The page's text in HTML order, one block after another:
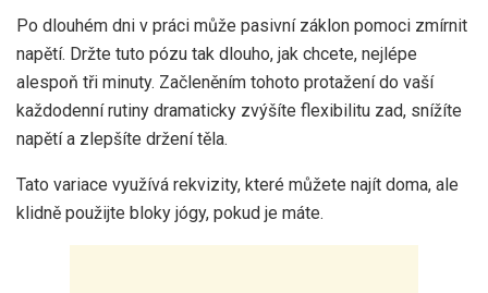
Po dlouhém dni v práci může pasivní záklon pomoci zmírnit
napětí. Držte tuto pózu tak dlouho, jak chcete, nejlépe
alespoň tři minuty. Začleněním tohoto protažení do vaší
každodenní rutiny dramaticky zvýšíte flexibilitu zad, snížíte
napětí a zlepšíte držení těla.
Tato variace využívá rekvizity, které můžete najít doma, ale
klidně použijte bloky jógy, pokud je máte.